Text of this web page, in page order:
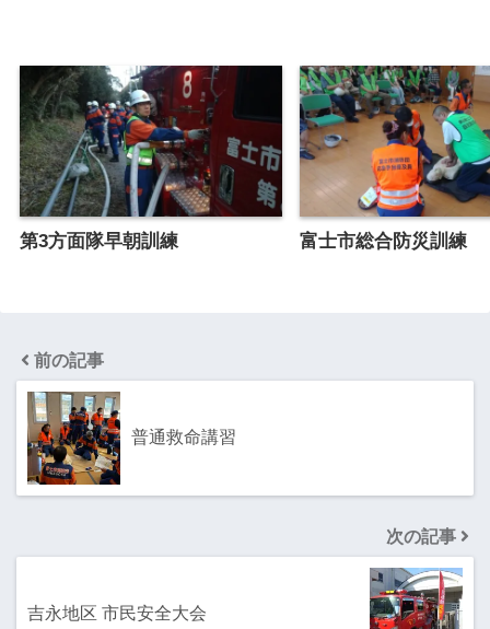
第3方面隊早朝訓練 富士市総合防災訓練
前の記事
普通救命講習
次の記事
吉永地区 市民安全大会